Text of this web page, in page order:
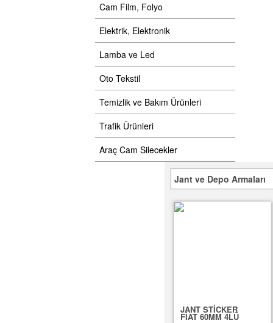
Cam Film, Folyo
Elektrik, Elektronik
Lamba ve Led
Oto Tekstil
Temizlik ve Bakım Ürünleri
Trafik Ürünleri
Araç Cam Silecekler
Jant ve Depo Armaları
JANT STİCKER
FİAT 60MM 4LÜ